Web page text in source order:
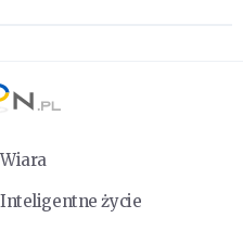
Wiara
Inteligentne życie